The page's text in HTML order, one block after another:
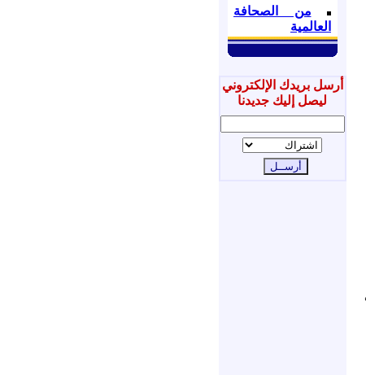
من الصحافة
العالمية
أرسل بريدك الإلكتروني
ليصل إليك جديدنا